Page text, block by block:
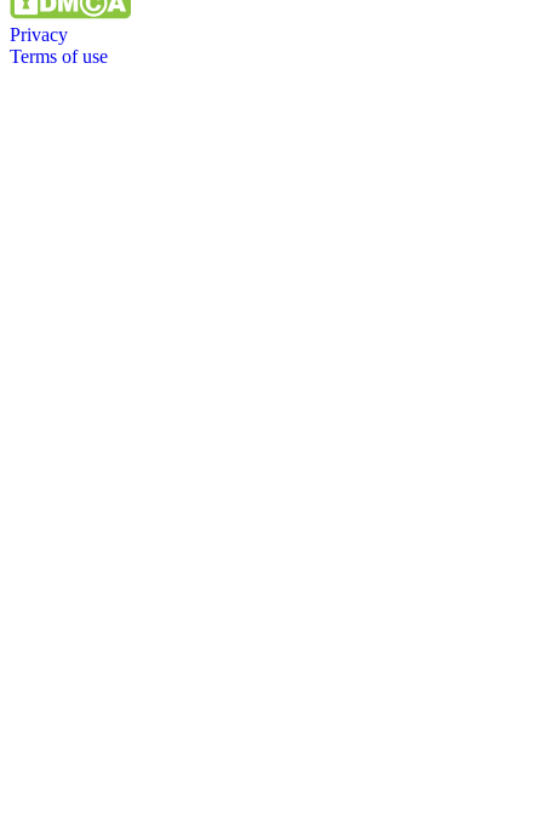
Privacy
Terms of use